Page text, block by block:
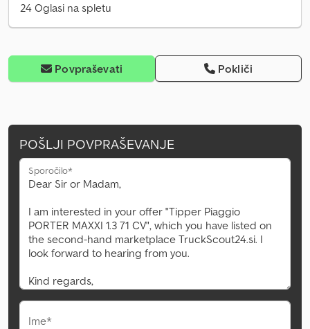
24 Oglasi na spletu
Povpraševati Pokliči
POŠLJI POVPRAŠEVANJE
Sporočilo*
Ime*